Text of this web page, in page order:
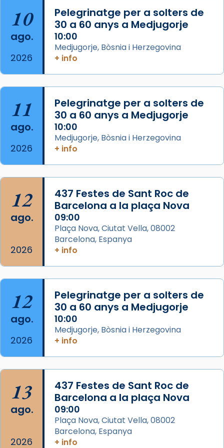
L’arquebisbe de Barcelona, el cardenal Joan
Josep Omella, ha presidit la missa i l’ha
concelebrat el bisbe auxiliar de Barcelona,
Mons. David Abadías.
📸 Dr. G. Simón
Foto
View on Facebook · Share
Arquebisbat de Barcelona
2 weeks ago
Acompanyant la història de sant Cugat, a
partir de l’Edat Mitjana sorgeix la tradició
que les santes Juliana (“relatiu a Júlia”) i
Semproniana (“relatiu a Semprònia =
eterna”) són deixebles seves. I l’any 1667, el
frare Joan Gaspar Roig, afirma en una obra
que les santes són filles de l’antiga Iluro.
Mataró en reivindicarà les relíq
Foto
View on Facebook ·
10
ago.
2026
Pelegrinatge per a solters de
30 a 60 anys a Medjugorje
10:00
Medjugorje, Bòsnia i Herzegovina
+ info
11
ago.
2026
Pelegrinatge per a solters de
30 a 60 anys a Medjugorje
10:00
Medjugorje, Bòsnia i Herzegovina
+ info
12
ago.
2026
437 Festes de Sant Roc de
Barcelona a la plaça Nova
09:00
Plaça Nova, Ciutat Vella, 08002
Barcelona, Espanya
+ info
12
ago.
2026
Pelegrinatge per a solters de
30 a 60 anys a Medjugorje
10:00
Medjugorje, Bòsnia i Herzegovina
+ info
13
ago.
2026
437 Festes de Sant Roc de
Barcelona a la plaça Nova
09:00
Plaça Nova, Ciutat Vella, 08002
Barcelona, Espanya
+ info